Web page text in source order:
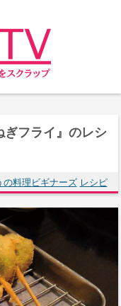
ぎフライ』のレシ
の料理ビギナーズ レシピ